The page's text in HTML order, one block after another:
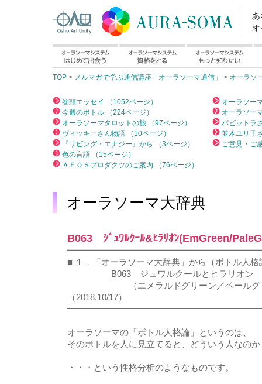
TOP > メルマガで学ぶ通信講座「オーラソーマ通信」 > オーラソ
巻頭エッセイ （1052ページ）
今週のボトル （224ページ）
オーラソーマタロットの旅 （97ページ）
ヴィッキーさん物語 （10ページ）
『リビング・エナジー』から （3ページ）
色の言語 （15ページ）
ＡＥＯＳプロダクツのご案内 （76ページ）
オーラソー
オーラソー
パビットラ
並木ユリ子
ご意見・ご
オーラソーマ大辞典
B063 ｼﾞｭﾜﾙｸｰﾙ&ﾋﾗﾘｵﾝ(EmGreen/
■ １．「オーラソーマ大辞典」から（ボトル人格
B063 ジュワルクールとヒラリオン
（エメラルドグリーン／ペールグ
（2018,10/17）
オーラソーマの「ボトル人格論」というのは、
そのボトルを人に見立てると、どういう人なのか
・・・という性格分析のようなものです。